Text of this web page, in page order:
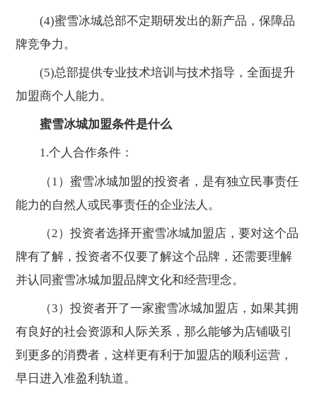
(4)蜜雪冰城总部不定期研发出的新产品，保障品
牌竞争力。
(5)总部提供专业技术培训与技术指导，全面提升
加盟商个人能力。
蜜雪冰城加盟条件是什么
1.个人合作条件：
（1）蜜雪冰城加盟的投资者，是有独立民事责任
能力的自然人或民事责任的企业法人。
（2）投资者选择开蜜雪冰城加盟店，要对这个品
牌有了解，投资者不仅要了解这个品牌，还需要理解
并认同蜜雪冰城加盟品牌文化和经营理念。
（3）投资者开了一家蜜雪冰城加盟店，如果其拥
有良好的社会资源和人际关系，那么能够为店铺吸引
到更多的消费者，这样更有利于加盟店的顺利运营，
早日进入准盈利轨道。